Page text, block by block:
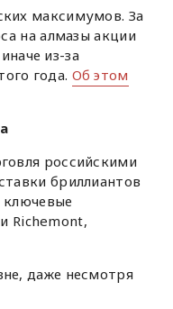
максимумов. За
на алмазы акции
из-за
года. Об этом
российскими
бриллиантов
Richemont,
даже несмотря